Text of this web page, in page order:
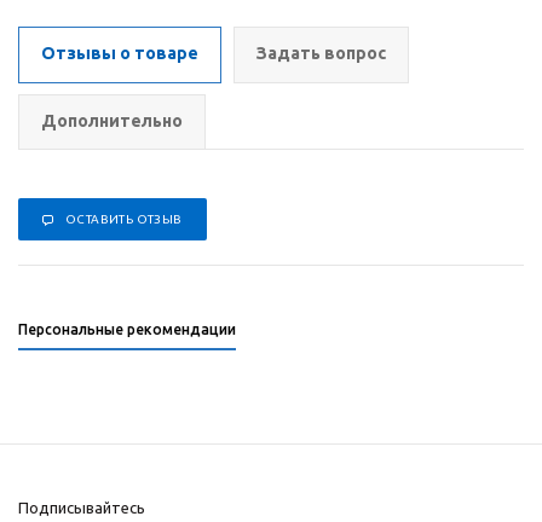
Отзывы о товаре Задать вопрос
Дополнительно
ОСТАВИТЬ ОТЗЫВ
Персональные рекомендации
Подписывайтесь